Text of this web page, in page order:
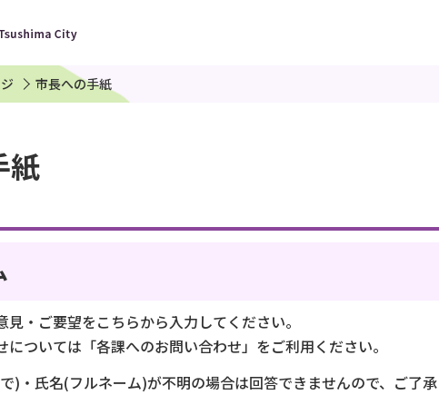
市長への手紙
紙
見・ご要望をこちらから入力してください。
については「各課へのお問い合わせ」をご利用ください。
)・氏名(フルネーム)が不明の場合は回答できませんので、ご了